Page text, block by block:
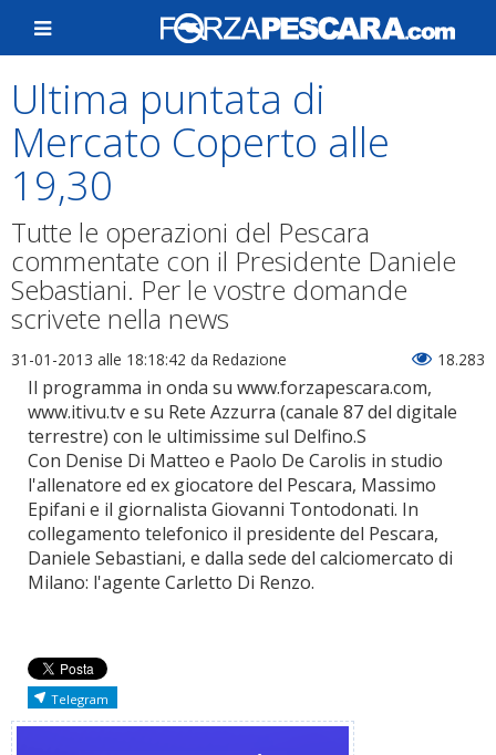
Ultima puntata di
Mercato Coperto alle
19,30
Tutte le operazioni del Pescara
commentate con il Presidente Daniele
Sebastiani. Per le vostre domande
scrivete nella news
31-01-2013 alle 18:18:42 da Redazione 18.283
Il programma in onda su www.forzapescara.com,
www.itivu.tv e su Rete Azzurra (canale 87 del digitale
terrestre) con le ultimissime sul Delfino.S
Con Denise Di Matteo e Paolo De Carolis in studio
l'allenatore ed ex giocatore del Pescara, Massimo
Epifani e il giornalista Giovanni Tontodonati. In
collegamento telefonico il presidente del Pescara,
Daniele Sebastiani, e dalla sede del calciomercato di
Milano: l'agente Carletto Di Renzo.
Telegram